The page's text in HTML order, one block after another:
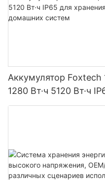
Аккумулятор Foxtech
1280 Вт·ч 5120 Вт·ч
и солнечных